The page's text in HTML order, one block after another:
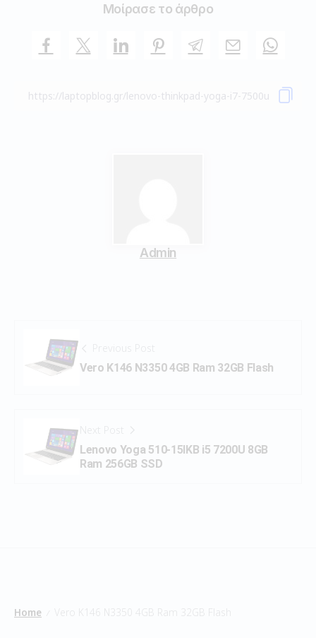
Μοίρασε το άρθρο
Admin
Previous Post
Vero K146 N3350 4GB Ram 32GB Flash
Next Post
Lenovo Yoga 510-15IKB i5 7200U 8GB
Ram 256GB SSD
Home Vero K146 N3350 4GB Ram 32GB Flash